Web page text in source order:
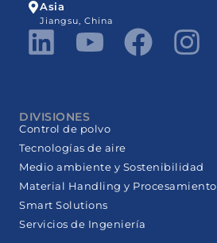
Asia
Jiangsu, China
DIVISIONES
Control de polvo
Tecnologías de aire
Medio ambiente y Sostenibilidad
Material Handling y Procesamiento
Smart Solutions
Servicios de Ingeniería